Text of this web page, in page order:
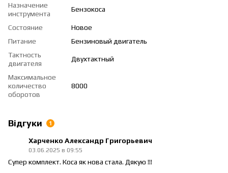
Назначение
инструмента
Бензокоса
Состояние
Новое
Питание
Бензиновый двигатель
Тактность
двигателя
Двухтактный
Максимальное
количество
оборотов
8000
Відгуки 1
Харченко Александр Григорьевич
03.06.2025 в 09:55
Супер комплект. Коса як нова стала. Дякую !!!